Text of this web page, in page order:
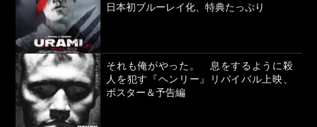
日本初ブルーレイ化、特典たっぷり
それも俺がやった。 息をするように殺
人を犯す『ヘンリー』リバイバル上映、
ポスター＆予告編